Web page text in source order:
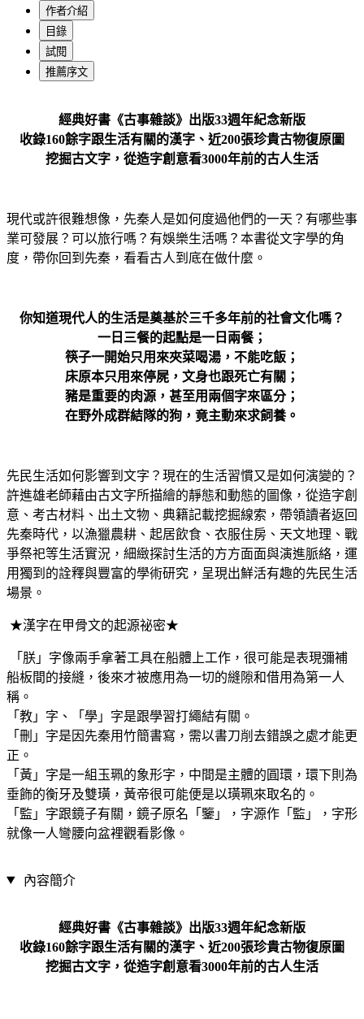
作者介紹
目錄
試閱
推薦序文
經典好書《古事雜談》出版33週年紀念新版
收錄160餘字跟生活有關的漢字、近200張珍貴古物復原圖
挖掘古文字，從造字創意看3000年前的古人生活
現代或許很難想像，先秦人是如何度過他們的一天？有哪些事
業可發展？可以旅行嗎？有娛樂生活嗎？本書從文字學的角
度，帶你回到先秦，看看古人到底在做什麼。
你知道現代人的生活是奠基於三千多年前的社會文化嗎？
一日三餐的起點是一日兩餐；
筷子一開始只用來夾菜喝湯，不能吃飯；
床原本只用來停屍，文身也跟死亡有關；
豬是重要的肉源，甚至用兩個字來區分；
在野外成群結隊的狗，竟主動來求飼養。
先民生活如何影響到文字？現在的生活習慣又是如何演變的？
許進雄老師藉由古文字所描繪的靜態和動態的圖像，從造字創
意、考古材料、出土文物、典籍記載挖掘線索，帶領讀者返回
先秦時代，以漁獵農耕、起居飲食、衣服住房、天文地理、戰
爭祭祀等生活實況，細緻探討生活的方方面面與演進脈絡，運
用獨到的詮釋與豐富的學術研究，呈現出鮮活有趣的先民生活
場景。
★漢字在甲骨文的起源祕密★
「朕」字像兩手拿著工具在船體上工作，很可能是表現彌補
船板間的接縫，後來才被應用為一切的縫隙和借用為第一人
稱。
「教」字、「學」字是跟學習打繩結有關。
「刪」字是因先秦用竹簡書寫，需以書刀削去錯誤之處才能更
正。
「黃」字是一組玉珮的象形字，中間是主體的圓環，環下則為
垂飾的衡牙及雙璜，黃帝很可能便是以璜珮來取名的。
「監」字跟鏡子有關，鏡子原名「鑒」，字源作「監」，字形
就像一人彎腰向盆裡觀看影像。
內容簡介
經典好書《古事雜談》出版33週年紀念新版
收錄160餘字跟生活有關的漢字、近200張珍貴古物復原圖
挖掘古文字，從造字創意看3000年前的古人生活